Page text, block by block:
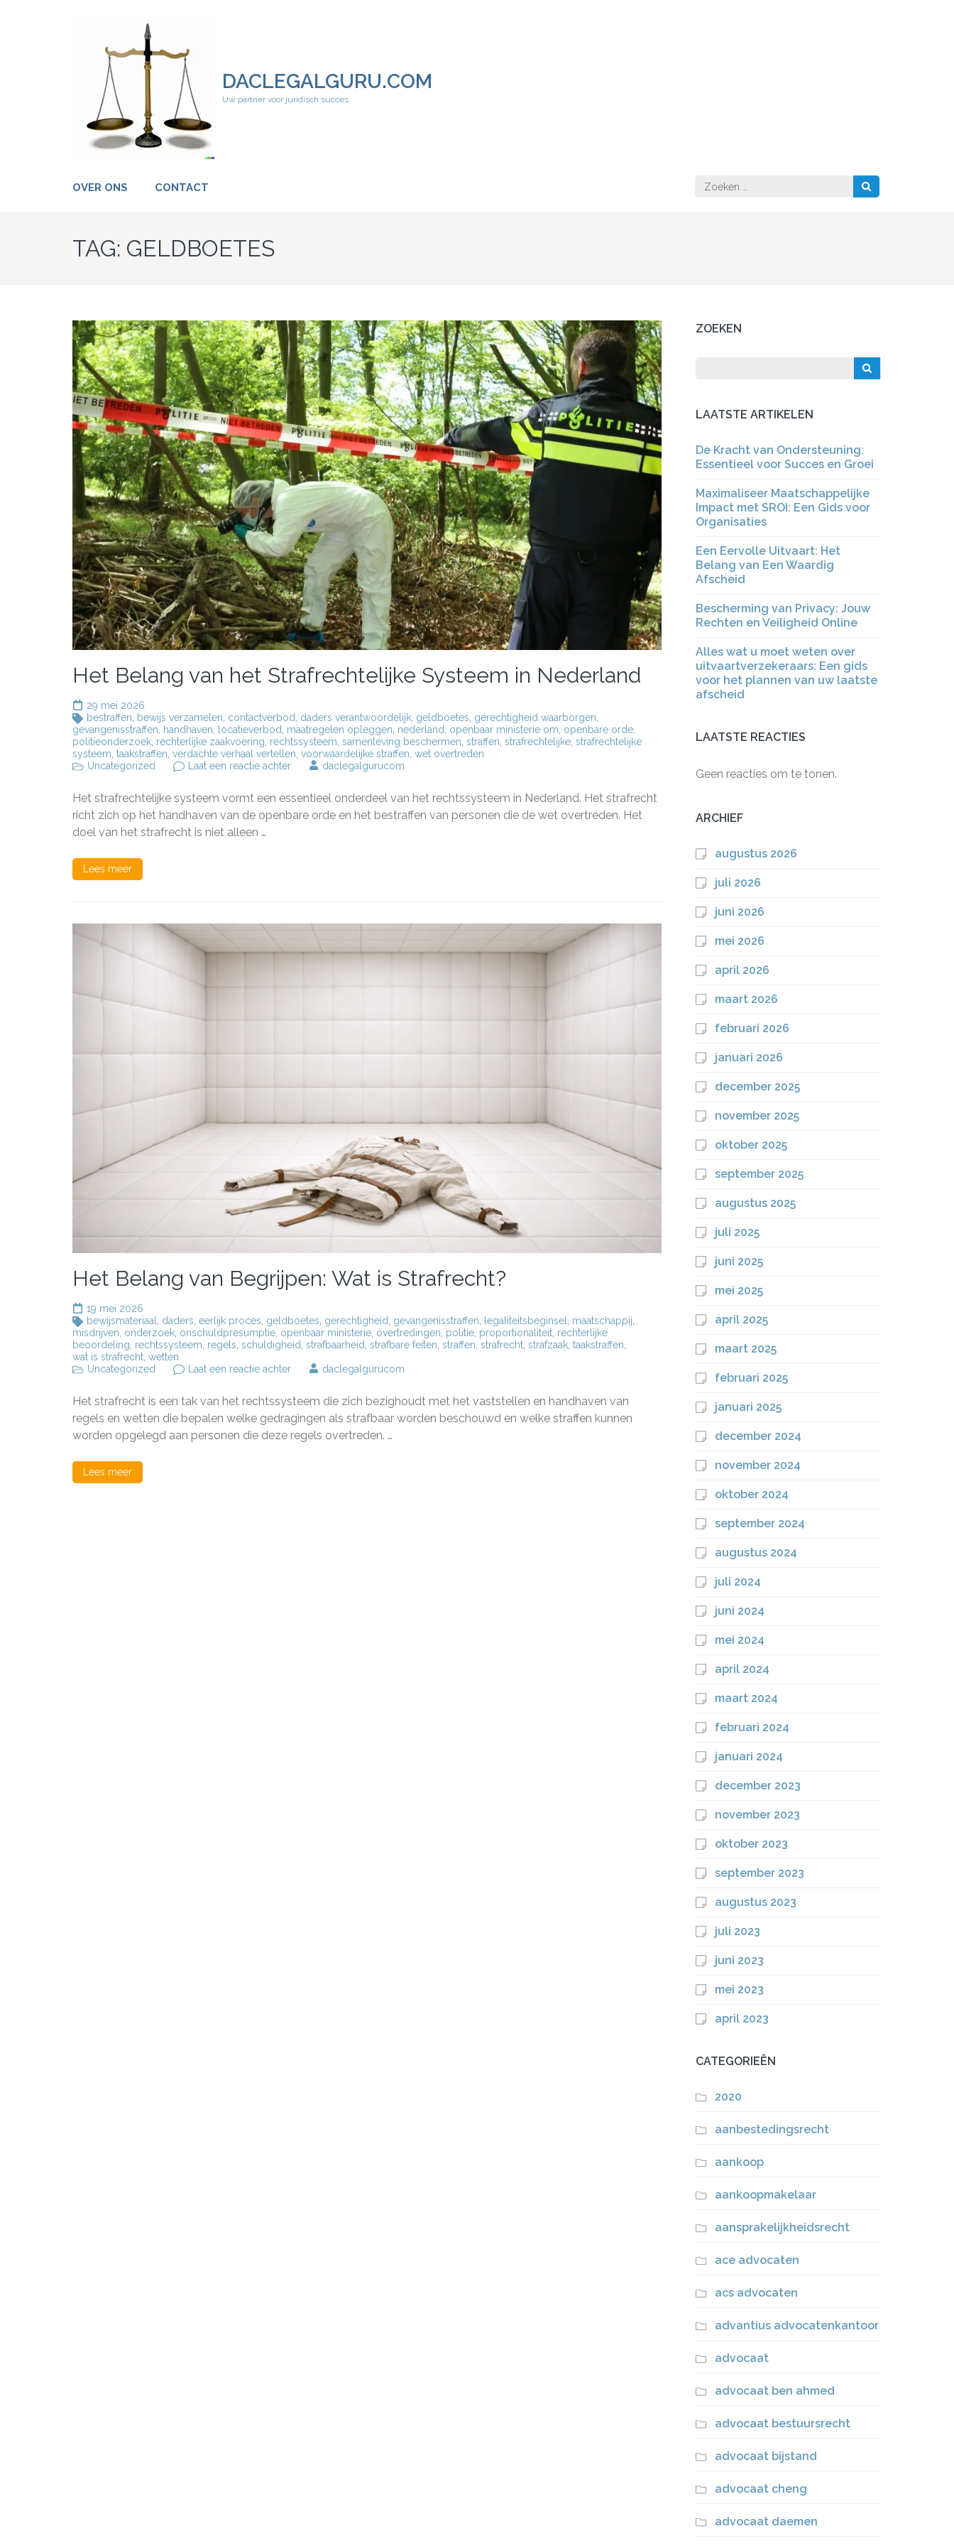
DACLEGALGURU.COM
Uw partner voor juridisch succes
OVER ONS CONTACT
Zoeken
naar:
TAG: GELDBOETES
Het Belang van het Strafrechtelijke Systeem in Nederland
29 mei 2026
bestraffen
bewijs verzamelen contactverbod daders verantwoordelijk geldboetes gerechtigheid waarborgen
gevangenisstraffen
handhaven locatieverbod maatregelen opleggen nederland openbaar ministerie om openbare orde
politieonderzoek rechterlijke zaakvoering rechtssysteem samenleving beschermen straffen strafrechtelijke strafrechtelijke
systeem taakstraffen verdachte verhaal vertellen voorwaardelijke straffen wet overtreden
Uncategorized
Laat een reactie achterop
van
het
daclegalgurucom
Het strafrechtelijke systeem vormt een essentieel onderdeel van het rechtssysteem in Nederland. Het strafrecht
richt zich op het handhaven van de openbare orde en het bestraffen van personen die de wet overtreden. Het
doel van het strafrecht is niet alleen …
Lees meer
Het Belang van Begrijpen: Wat is Strafrecht?
19 mei 2026
bewijsmateriaal
daders eerlijk proces geldboetes gerechtigheid gevangenisstraffen legaliteitsbeginsel maatschappij
misdrijven onderzoek onschuldpresumptie openbaar ministerie overtredingen politie proportionaliteit rechterlijke
beoordeling rechtssysteem regels schuldigheid strafbaarheid strafbare feiten straffen strafrecht strafzaak taakstraffen
wat is strafrecht wetten
Uncategorized
Laat een reactie achterop
van
Begrijpen:
Wat
is
daclegalgurucom
Het strafrecht is een tak van het rechtssysteem die zich bezighoudt met het vaststellen en handhaven van
regels en wetten die bepalen welke gedragingen als strafbaar worden beschouwd en welke straffen kunnen
worden opgelegd aan personen die deze regels overtreden. …
Lees meer
ZOEKEN
LAATSTE ARTIKELEN
De Kracht van Ondersteuning:
Essentieel voor Succes en Groei
Maximaliseer Maatschappelijke
Impact met SROI: Een Gids voor
Organisaties
Een Eervolle Uitvaart: Het
Belang van Een Waardig
Afscheid
Bescherming van Privacy: Jouw
Rechten en Veiligheid Online
Alles wat u moet weten over
uitvaartverzekeraars: Een gids
voor het plannen van uw laatste
afscheid
LAATSTE REACTIES
Geen reacties om te tonen.
ARCHIEF
augustus 2026
juli 2026
juni 2026
mei 2026
april 2026
maart 2026
februari 2026
januari 2026
december 2025
november 2025
oktober 2025
september 2025
augustus 2025
juli 2025
juni 2025
mei 2025
april 2025
maart 2025
februari 2025
januari 2025
december 2024
november 2024
oktober 2024
september 2024
augustus 2024
juli 2024
juni 2024
mei 2024
april 2024
maart 2024
februari 2024
januari 2024
december 2023
november 2023
oktober 2023
september 2023
augustus 2023
juli 2023
juni 2023
mei 2023
april 2023
CATEGORIEËN
2020
aanbestedingsrecht
aankoop
aankoopmakelaar
aansprakelijkheidsrecht
ace advocaten
acs advocaten
advantius advocatenkantoor
advocaat
advocaat ben ahmed
advocaat bestuursrecht
advocaat bijstand
advocaat cheng
advocaat daemen